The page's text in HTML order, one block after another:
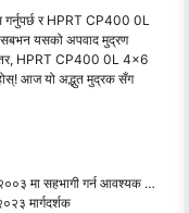
गर्नुपर्छ र HPRT CP400 0L
सबभन यसको अपवाद मुद्रण
HPRT CP400 0L 4x6
आज यो अद्भुत मुद्रक सँग
मा सहभागी गर्न आवश्यक हुनुपर्छ
मार्गदर्शक